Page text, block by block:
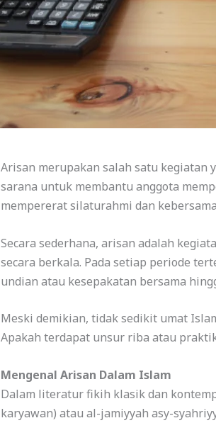
Arisan merupakan salah satu kegiatan
sarana untuk membantu anggota
mempererat silaturahmi dan
Secara sederhana, arisan adalah
secara berkala. Pada setiap periode
undian atau kesepakatan bersama
Meski demikian, tidak sedikit umat
Apakah terdapat unsur riba atau
Mengenal Arisan Dalam Islam
Dalam literatur fikih klasik dan
karyawan) atau al-jamiyyah asy-